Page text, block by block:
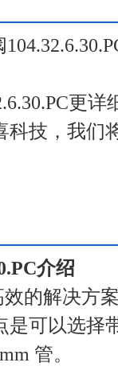
更
科技，我们
介绍
的解决方
是可以选择
管。